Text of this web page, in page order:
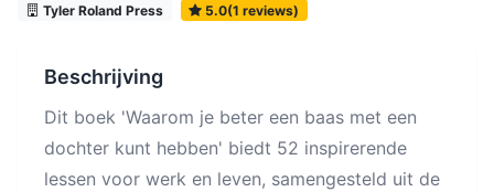
Tyler Roland Press 5.0(1 reviews)
Beschrijving
Dit boek 'Waarom je beter een baas met een
dochter kunt hebben' biedt 52 inspirerende
lessen voor werk en leven, samengesteld uit de